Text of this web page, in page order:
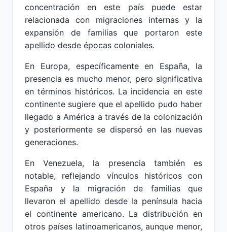
concentración en este país puede estar
relacionada con migraciones internas y la
expansión de familias que portaron este
apellido desde épocas coloniales.
En Europa, específicamente en España, la
presencia es mucho menor, pero significativa
en términos históricos. La incidencia en este
continente sugiere que el apellido pudo haber
llegado a América a través de la colonización
y posteriormente se dispersó en las nuevas
generaciones.
En Venezuela, la presencia también es
notable, reflejando vínculos históricos con
España y la migración de familias que
llevaron el apellido desde la península hacia
el continente americano. La distribución en
otros países latinoamericanos, aunque menor,